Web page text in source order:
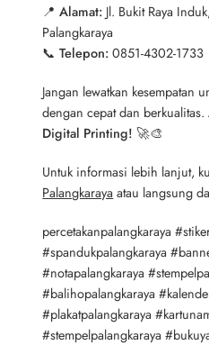
📍Alamat: Jl. Bukit Raya
Palangkaraya
📞Telepon:0851-4302-1733
Jangan lewatkan kesempatan
dengan cepat dan berkualitas.
Digital Printing! 🚀🎨
Untuk informasi lebih lanjut,
Palangkaraya atau langsung
percetakanpalangkaraya
#spandukpalangkaraya
#notapalangkaraya
#balihopalangkaraya
#plakatpalangkaraya
#stempelpalangkaraya